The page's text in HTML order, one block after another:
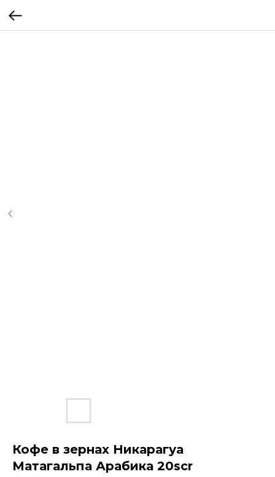
Кофе в зернах Никарагуа
Матагальпа Арабика 20scr